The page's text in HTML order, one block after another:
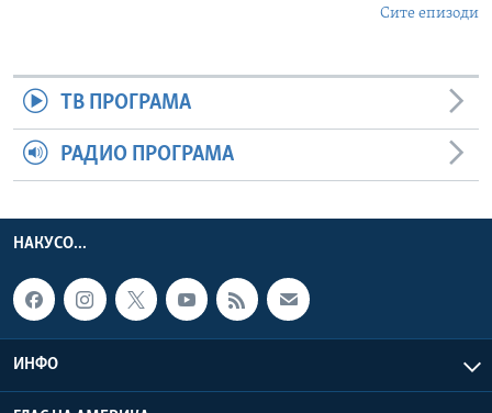
Сите епизоди
ТВ ПРОГРАМА
РАДИО ПРОГРАМА
НАКУСО...
ИНФО